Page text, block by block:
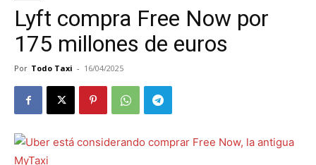
Lyft compra Free Now por
175 millones de euros
Por Todo Taxi - 16/04/2025